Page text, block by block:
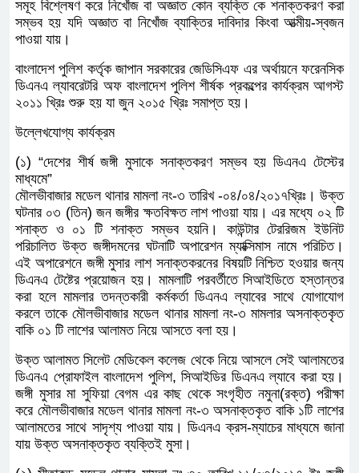
ফরেনসিক ডিএনএ ল্যাবরেটরিতে সংরক্ষিত অপরাধীদের ডিএনএ
প্রোফাইল তদন্তকার্যক্রমে অত্যন্ত গুরুত্বপূর্ণ ভূমিকা পালন করে।
ফৌজদারি ও দেওয়ানী মামলা সংক্রান্ত সকল আলামতের বিশ্লেষণ
ফরেনসিক ডিএনএ ল্যাবে হয়ে থাকে। অদ্যবধি ডিএনএ ল্যাব
সিআইডি এর সহায়তায় বাংলাদেশ পুলিশ অসংখ্য ফৌজদারি ও
দেওয়ানী মামলা সমাধান করতে সফল হয়েছে। বর্তমানে
ফরেনসিক ডিএনএ ল্যাব দেশের বিভিন্ন কোর্ট, থানা হতে আগত
শতাধিক মামলা গ্রহণ করে থাকে এবং নিদিষ্ট সময়ের মধ্যে
রিপোর্ট প্রদান করে থাকে। DNA Database এ সংরক্ষিত DNA
Profile সমূহ বিশ্লেষণ করে নিখোঁজ বা অজ্ঞাত কোন ব্যক্তি কে
শনাক্তকরণ করা সম্ভব হয় যদি অজ্ঞাত বা নিখোঁজ ব্যাক্তির
দাবিদার কিংবা আত্মীয়-স্বজন পাওয়া যায়।
বাংলাদেশ পুলিশ কর্তৃক জাপান সরকারের জেডিসিএফ এর
অর্থায়নে ফরেনসিক ডিএনএ ল্যাবরেটরি অফ বাংলাদেশ পুলিশ
শীর্ষক প্রকল্পের কার্যক্রম আগস্ট ২০১১ খ্রিঃ শুরু হয় যা জুন
২০১৫ খ্রিঃ সমাপ্ত হয়।
(১) “দেশের শীর্ষ জঙ্গী মুসাকে সনাক্তকরণ সম্ভব হয় ডিএনএ
টেস্টের মাধ্যমে”
মৌলভীবাজার মডেল থানার মামলা নং-৩ তারিখ
-০৪/০৪/২০১৭খ্রিঃ। উক্ত ঘটনার ০৩ (তিন) জন জঙ্গীর ক্ষতবিক্ষত
লাশ পাওয়া যায়। এর মধ্যে ০২ টি শনাক্ত ও ০১ টি শনাক্ত সম্ভব
হয়নি। কাউন্টার টেররিজম ইউনিট পরিচালিত উক্ত জঙ্গীদমনের